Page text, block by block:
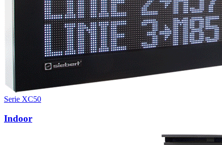
Serie XC50
Indoor